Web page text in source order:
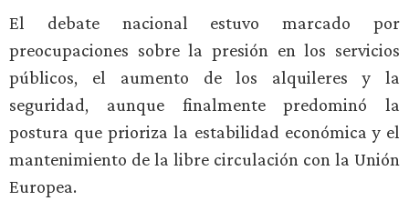
El debate nacional estuvo marcado por
preocupaciones sobre la presión en los servicios
públicos, el aumento de los alquileres y la
seguridad, aunque finalmente predominó la
postura que prioriza la estabilidad económica y el
mantenimiento de la libre circulación con la Unión
Europea.